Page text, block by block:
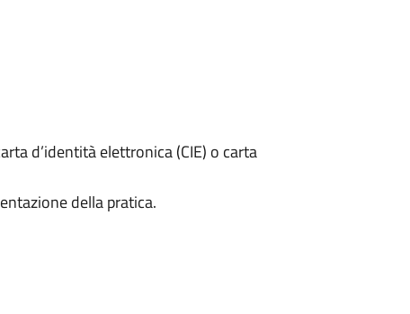
d’identità elettronica (CIE) o carta
della pratica.